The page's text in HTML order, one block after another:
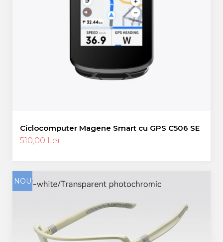
Ciclocomputer Magene Smart cu GPS C506 SE
510,00 Lei
NOU